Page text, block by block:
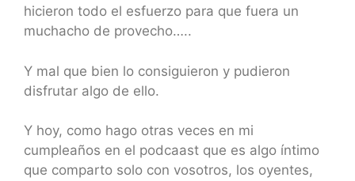
hicieron todo el esfuerzo para que fuera un
muchacho de provecho…..
Y mal que bien lo consiguieron y pudieron
disfrutar algo de ello.
Y hoy, como hago otras veces en mi
cumpleaños en el podcaast que es algo íntimo
que comparto solo con vosotros, los oyentes,